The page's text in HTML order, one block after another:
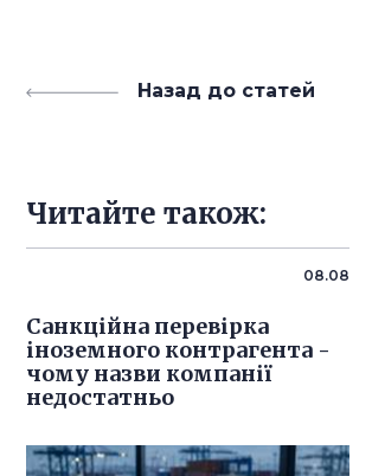
Назад до статей
Читайте також:
08.08
Санкційна перевірка
іноземного контрагента -
чому назви компанії
недостатньо